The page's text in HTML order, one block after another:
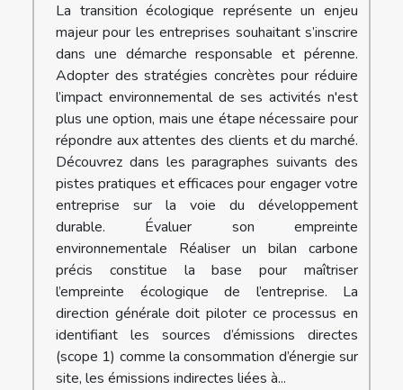
La transition écologique représente un enjeu
majeur pour les entreprises souhaitant s’inscrire
dans une démarche responsable et pérenne.
Adopter des stratégies concrètes pour réduire
l’impact environnemental de ses activités n'est
plus une option, mais une étape nécessaire pour
répondre aux attentes des clients et du marché.
Découvrez dans les paragraphes suivants des
pistes pratiques et efficaces pour engager votre
entreprise sur la voie du développement
durable. Évaluer son empreinte
environnementale Réaliser un bilan carbone
précis constitue la base pour maîtriser
l’empreinte écologique de l’entreprise. La
direction générale doit piloter ce processus en
identifiant les sources d’émissions directes
(scope 1) comme la consommation d’énergie sur
site, les émissions indirectes liées à...